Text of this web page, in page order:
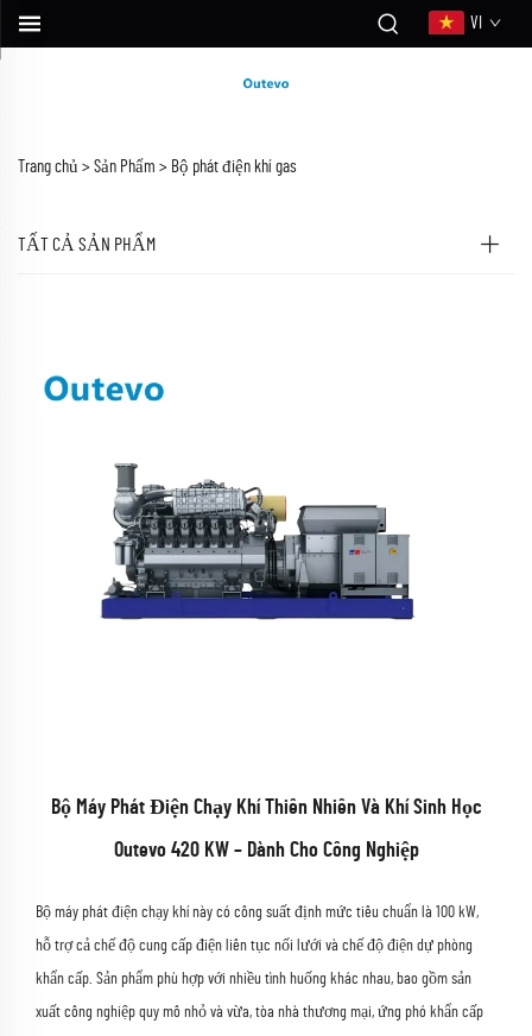
VI
Trang chủ > Sản Phẩm > Bộ phát điện khí gas
TẤT CẢ SẢN PHẨM
Bộ Máy Phát Điện Chạy Khí Thiên Nhiên Và Khí Sinh Học
Outevo 420 KW – Dành Cho Công Nghiệp
Bộ máy phát điện chạy khí này có công suất định mức tiêu chuẩn là 100 kW,
hỗ trợ cả chế độ cung cấp điện liên tục nối lưới và chế độ điện dự phòng
khẩn cấp. Sản phẩm phù hợp với nhiều tình huống khác nhau, bao gồm sản
xuất công nghiệp quy mô nhỏ và vừa, tòa nhà thương mại, ứng phó khẩn cấp